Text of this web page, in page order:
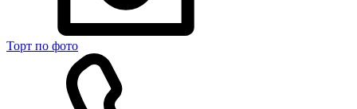
Торт по фото